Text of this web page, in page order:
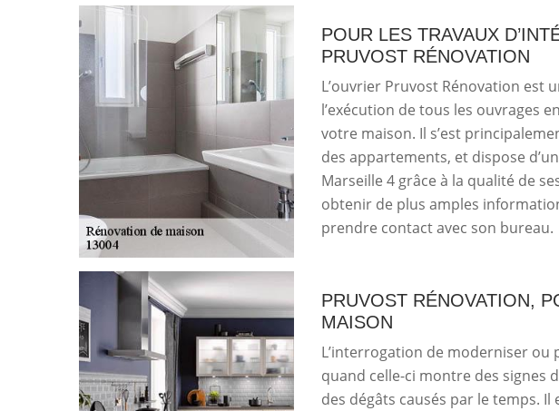
POUR LES TRAVAUX
PRUVOST RÉNOVATION
L’ouvrier Pruvost Rénovation est
l’exécution de tous les ouvrages
votre maison. Il s’est
des appartements, et dispose
Marseille 4 grâce à la qualité de
obtenir de plus amples
prendre contact avec son bureau.
PRUVOST RÉNOVATION,
MAISON
L’interrogation de moderniser ou
quand celle-ci montre des signes
des dégâts causés par le temps.